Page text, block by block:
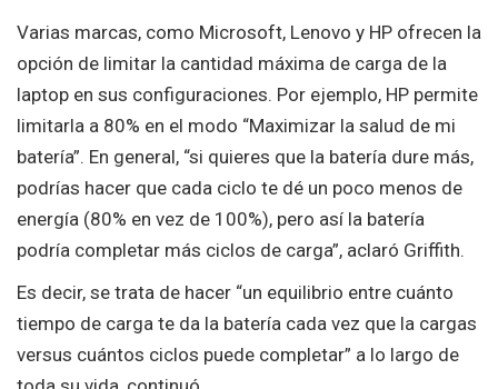
Varias marcas, como Microsoft, Lenovo y HP ofrecen la
opción de limitar la cantidad máxima de carga de la
laptop en sus configuraciones. Por ejemplo, HP permite
limitarla a 80% en el modo “Maximizar la salud de mi
batería”. En general, “si quieres que la batería dure más,
podrías hacer que cada ciclo te dé un poco menos de
energía (80% en vez de 100%), pero así la batería
podría completar más ciclos de carga”, aclaró Griffith.
Es decir, se trata de hacer “un equilibrio entre cuánto
tiempo de carga te da la batería cada vez que la cargas
versus cuántos ciclos puede completar” a lo largo de